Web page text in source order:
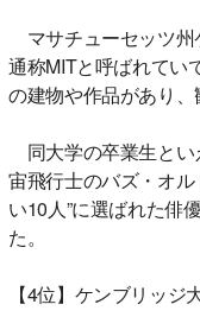
マサチューセッツ州
通称MITと呼ばれてい
の建物や作品があり、
同大学の卒業生とい
宙飛行士のバズ・オ
い10人”に選ばれた俳
た。
【4位】ケンブリッジ